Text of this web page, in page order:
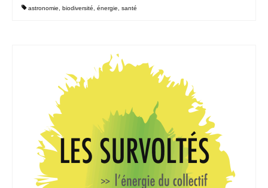
astronomie biodiversité énergie santé